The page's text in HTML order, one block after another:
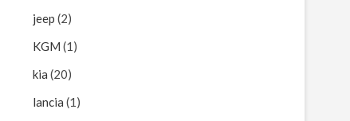
jeep (2)
KGM (1)
kia (20)
lancia (1)